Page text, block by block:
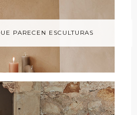
PARECEN ESCULTURAS